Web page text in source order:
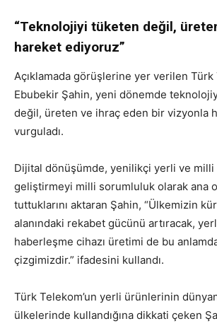
“Teknolojiyi tüketen değil,
hareket ediyoruz”
Açıklamada görüşlerine yer verilen Türk
Ebubekir Şahin, yeni dönemde
değil, üreten ve ihraç eden bir vizyonla
vurguladı.
Dijital dönüşümde, yenilikçi yerli ve
geliştirmeyi milli sorumluluk olarak ana
tuttuklarını aktaran Şahin, “Ülkemizin
alanındaki rekabet gücünü artıracak,
haberleşme cihazı üretimi de bu anlamda
çizgimizdir.” ifadesini kullandı.
Türk Telekom’un yerli ürünlerinin
ülkelerinde kullandığına dikkati çeken